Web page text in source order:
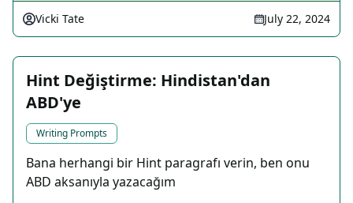
Vicki Tate July 22, 2024
Hint Değiştirme: Hindistan'dan
ABD'ye
Writing Prompts
Bana herhangi bir Hint paragrafı verin, ben onu
ABD aksanıyla yazacağım